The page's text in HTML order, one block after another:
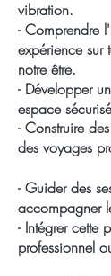
vibration.
- Comprendre
expérience sur
notre être.
- Développer
espace
- Construire
des voyages
- Guider des
accompagner
- Intégrer cette
professionnel